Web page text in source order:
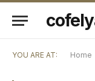
YOU ARE AT: Home